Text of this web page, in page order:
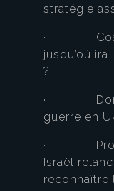
stratégie
·
jusqu’où
?
· Donald
guerre en
· Proche
Israël
reconnaître